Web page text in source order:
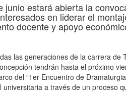
junio estará abierta la
en liderar el
docente y apoyo
las generaciones de la carrera
tendrán hasta el próximo
del “1er Encuentro de
universitaria a través de un proceso